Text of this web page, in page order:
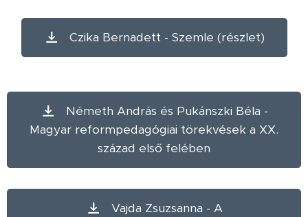
Czika Bernadett - Szemle (részlet)
Németh András és Pukánszki Béla -
Magyar reformpedagógiai törekvések a XX.
század első felében
Vajda Zsuzsanna - A